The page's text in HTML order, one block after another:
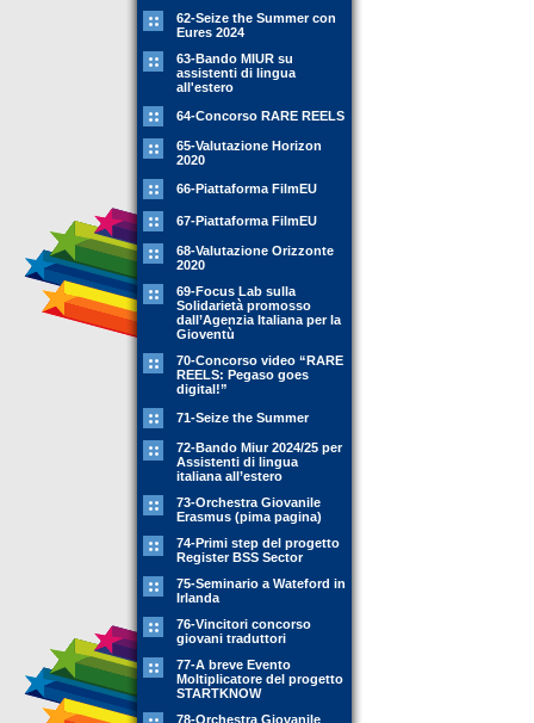
62-Seize the Summer con
Eures 2024
63-Bando MIUR su
assistenti di lingua
all'estero
64-Concorso RARE REELS
65-Valutazione Horizon
2020
66-Piattaforma FilmEU
67-Piattaforma FilmEU
68-Valutazione Orizzonte
2020
69-Focus Lab sulla
Solidarietà promosso
dall’Agenzia Italiana per la
Gioventù
70-Concorso video “RARE
REELS: Pegaso goes
digital!”
71-Seize the Summer
72-Bando Miur 2024/25 per
Assistenti di lingua
italiana all’estero
73-Orchestra Giovanile
Erasmus (pima pagina)
74-Primi step del progetto
Register BSS Sector
75-Seminario a Wateford in
Irlanda
76-Vincitori concorso
giovani traduttori
77-A breve Evento
Moltiplicatore del progetto
STARTKNOW
78-Orchestra Giovanile